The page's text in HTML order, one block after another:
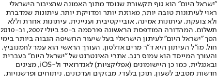
"ישראל היום" הוא גוף תקשורת שנוסד מתוך האמונה שהציבור הישראלי
ראוי לעיתונות טובה יותר, מאוזנת יותר ומדויקת יותר. עיתונות שמדברת
ולא צועקת. עיתונות אמינה, אובייקטיבית ועניינית. עיתונות אחרת וללא
תשלום. המהדורה המודפסת הראשונה פורסמה ב-30 ביולי 2007, וב-2010
הפך "ישראל היום" לעיתון הישראלי בעל שיעור החשיפה הגבוה ביותר בימי
חול. מו"ל העיתון היא ד"ר מרים אדלסון. העורך הראשי הוא עמר לחמנוביץ,
והעורך המייסד הוא עמוס רגב. אתרי האינטרנט של "ישראל היום" בעברית
ובאנגלית, כמו כן היישומונים (אפליקציות) לאנדרואיד ול-iOS, מציגים
חדשות מסביב לשעון, תוכן בלעדי, מבזקים ועדכונים, ניתוחים ופרשנויות,